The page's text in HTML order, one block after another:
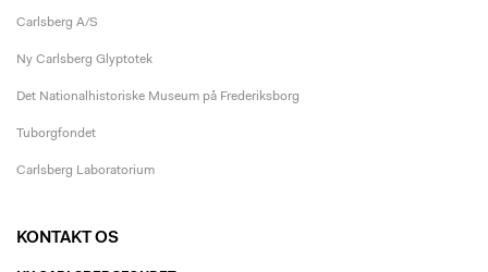
Carlsberg A/S
Ny Carlsberg Glyptotek
Det Nationalhistoriske Museum på Frederiksborg
Tuborgfondet
Carlsberg Laboratorium
KONTAKT OS